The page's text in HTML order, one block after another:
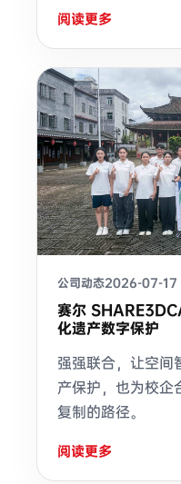
阅读更多
公司动态2026-07-17
赛尔
化遗产数字保护
强强联合，让空间
产保护，也为校企
复制的路径。
阅读更多